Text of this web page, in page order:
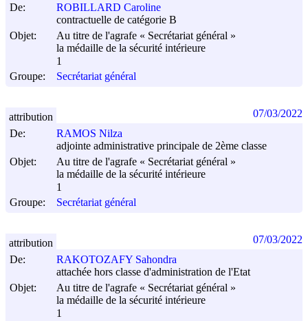
De:
ROBILLARD Caroline
contractuelle de catégorie B
Objet:
Au titre de l'agrafe « Secrétariat général »
la médaille de la sécurité intérieure
1
Groupe:
Secrétariat général
De:
RAMOS Nilza
adjointe administrative principale de 2ème classe
Objet:
Au titre de l'agrafe « Secrétariat général »
la médaille de la sécurité intérieure
1
Groupe:
Secrétariat général
attribution 07/03/2022
De:
RAKOTOZAFY Sahondra
attachée hors classe d'administration de l'Etat
Objet:
Au titre de l'agrafe « Secrétariat général »
la médaille de la sécurité intérieure
1
attribution 07/03/2022